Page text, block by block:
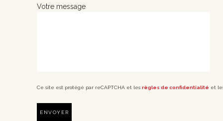
Votre message
Ce site est protégé par reCAPTCHA et les règles de confidentialité et